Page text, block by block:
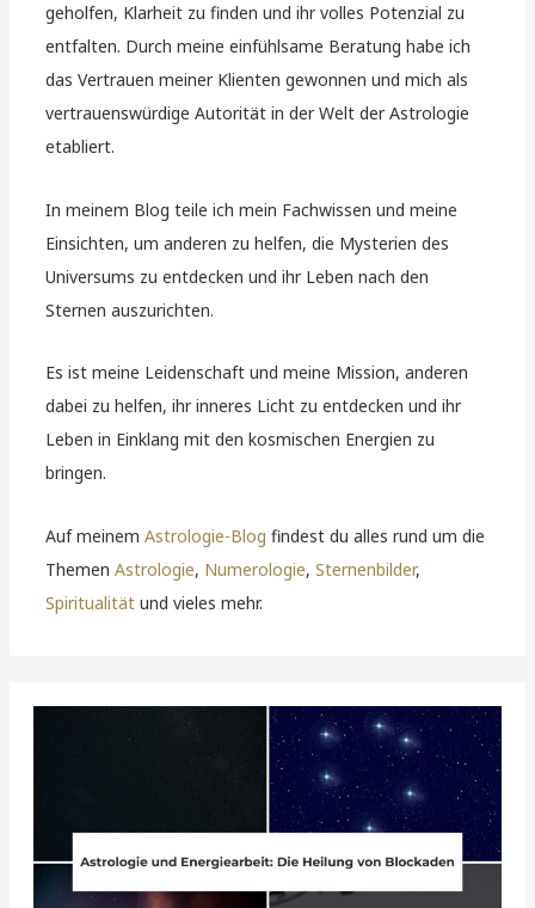
geholfen, Klarheit zu finden und ihr volles Potenzial zu
entfalten. Durch meine einfühlsame Beratung habe ich
das Vertrauen meiner Klienten gewonnen und mich als
vertrauenswürdige Autorität in der Welt der Astrologie
etabliert.
In meinem Blog teile ich mein Fachwissen und meine
Einsichten, um anderen zu helfen, die Mysterien des
Universums zu entdecken und ihr Leben nach den
Sternen auszurichten.
Es ist meine Leidenschaft und meine Mission, anderen
dabei zu helfen, ihr inneres Licht zu entdecken und ihr
Leben in Einklang mit den kosmischen Energien zu
bringen.
Auf meinemAstrologie-Blog findest du alles rund um die
ThemenAstrologie, Numerologie,Sternenbilder,
Spiritualität und vieles mehr.